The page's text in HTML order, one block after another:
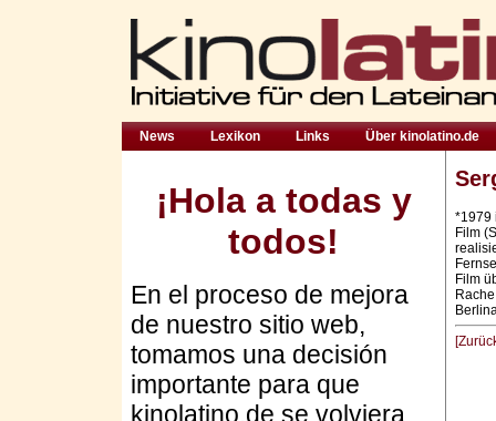
News Lexikon Links Über kinolatino.de
¡Hola a todas y
todos!
En el proceso de mejora
de nuestro sitio web,
tomamos una decisión
importante para que
kinolatino.de se volviera
*1979
Film
Film